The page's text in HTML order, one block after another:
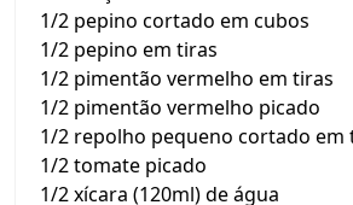
1/2 pepino cortado em cubos
1/2 pepino em tiras
1/2 pimentão vermelho em tiras
1/2 pimentão vermelho picado
1/2 repolho pequeno cortado em
1/2 tomate picado
1/2 xícara (120ml) de água